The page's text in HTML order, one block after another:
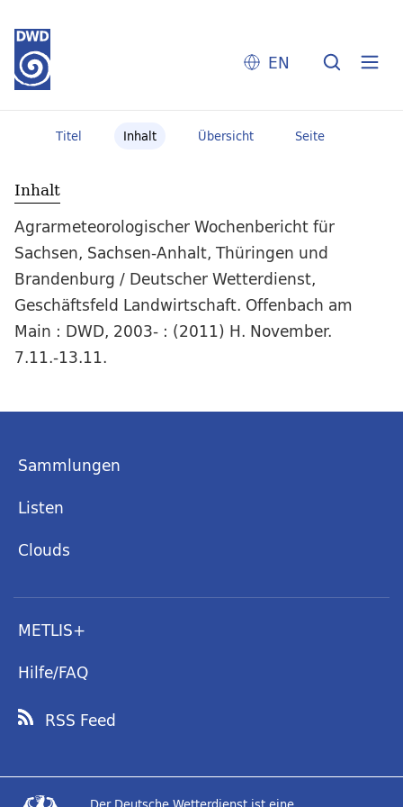
EN
Titel Inhalt Übersicht Seite
Inhalt
Agrarmeteorologischer Wochenbericht für
Sachsen, Sachsen-Anhalt, Thüringen und
Brandenburg / Deutscher Wetterdienst,
Geschäftsfeld Landwirtschaft. Offenbach am
Main : DWD, 2003- : (2011) H. November.
7.11.-13.11.
Sammlungen
Listen
Clouds
METLIS+
Hilfe/FAQ
RSS Feed